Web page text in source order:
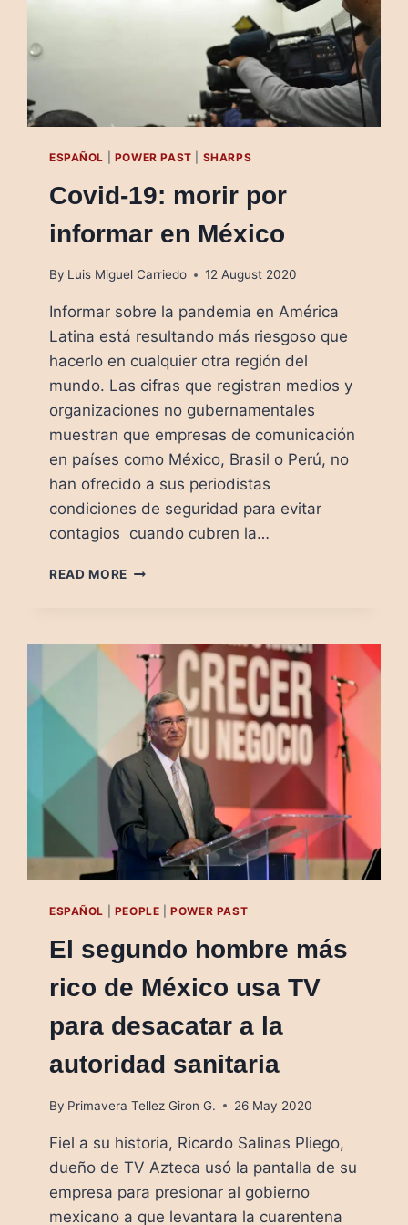
ESPAÑOL POWER PAST SHARPS
Covid-19: morir por
informar en México
By Luis Miguel Carriedo 12 August 2020
Informar sobre la pandemia en América
Latina está resultando más riesgoso que
hacerlo en cualquier otra región del
mundo. Las cifras que registran medios y
organizaciones no gubernamentales
muestran que empresas de comunicación
en países como México, Brasil o Perú, no
han ofrecido a sus periodistas
condiciones de seguridad para evitar
contagios cuando cubren la…
READ MORE COVID-
INFORMAR
EN
MÉXICO
ESPAÑOL PEOPLE |POWER PAST
El segundo hombre más
rico de México usa TV
para desacatar a la
autoridad sanitaria
By Primavera Tellez Giron G. 26 May 2020
Fiel a su historia, Ricardo Salinas Pliego,
dueño de TV Azteca usó la pantalla de su
empresa para presionar al gobierno
mexicano a que levantara la cuarentena